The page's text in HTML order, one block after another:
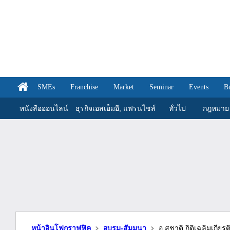
SMEs Franchise Market Seminar Events
หนังสือออนไลน์ ธุรกิจเอสเอ็มอี, แฟรนไชส์ ทั่วไป กฎหมาย
หน้าอินโฟกราฟฟิค อบรม-สัมมนา อ.สุชาติ กิติเฉลิมเกียร